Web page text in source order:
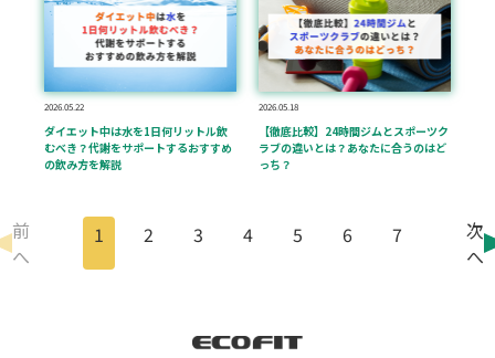
2026.05.22
ダイエット中は水を1日何リットル飲
むべき？代謝をサポートするおすすめ
の飲み方を解説
2026.05.18
【徹底比較】24時間ジムとスポーツク
ラブの違いとは？あなたに合うのはど
っち？
前
へ
1 2 3 4 5 6 7
次
へ